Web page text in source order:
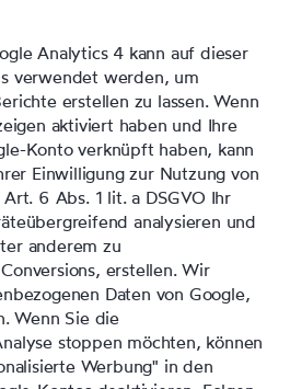
Analytics 4 kann auf dieser
verwendet werden, um
erstellen zu lassen. Wenn
aktiviert haben und Ihre
Konto verknüpft haben, kann
Einwilligung zur Nutzung von
6 Abs. 1 lit. a DSGVO Ihr
analysieren und
anderem zu
erstellen. Wir
Daten von Google,
Wenn Sie die
stoppen möchten, können
Werbung" in den